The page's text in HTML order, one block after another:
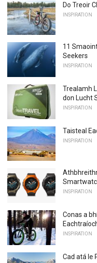
Do Treoir
INSPIRATION
11
Seekers
INSPIRATION
Trealamh
don Lucht
INSPIRATION
Taisteal
INSPIRATION
INSPIRATION
Conas a
INSPIRATION
Cad atá le